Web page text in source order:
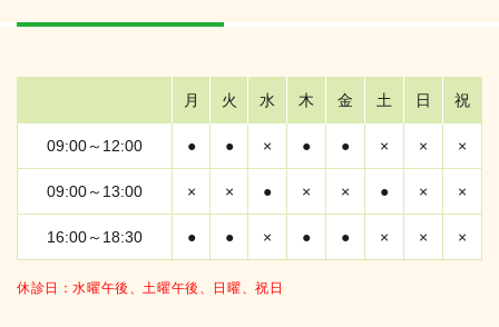
月 火 水 木 金 土 日 祝
09:00～12:00 ● ● × ● ● × × ×
09:00～13:00 × × ● × × ● × ×
16:00～18:30 ● ● × ● ● × × ×
休診日：水曜午後、土曜午後、日曜、祝日